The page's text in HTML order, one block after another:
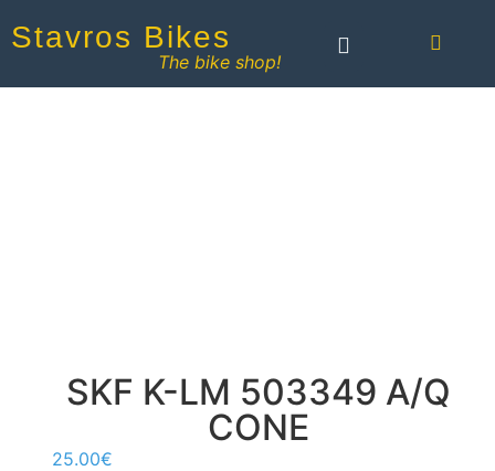
Stavros Bikes
The bike shop!
SKF K-LM 503349 A/Q
CONE
25.00€